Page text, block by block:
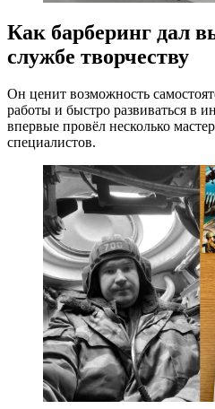
Как барберинг дал
службе творчеству
Он ценит возможность
работы и быстро развиваться в
впервые провёл несколько
специалистов.